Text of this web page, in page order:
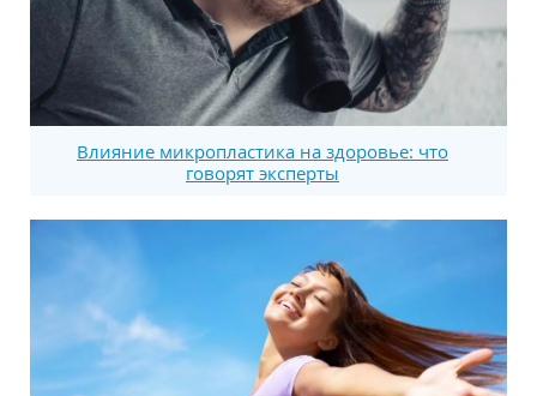
Влияние микропластика на здоровье: что
говорят эксперты